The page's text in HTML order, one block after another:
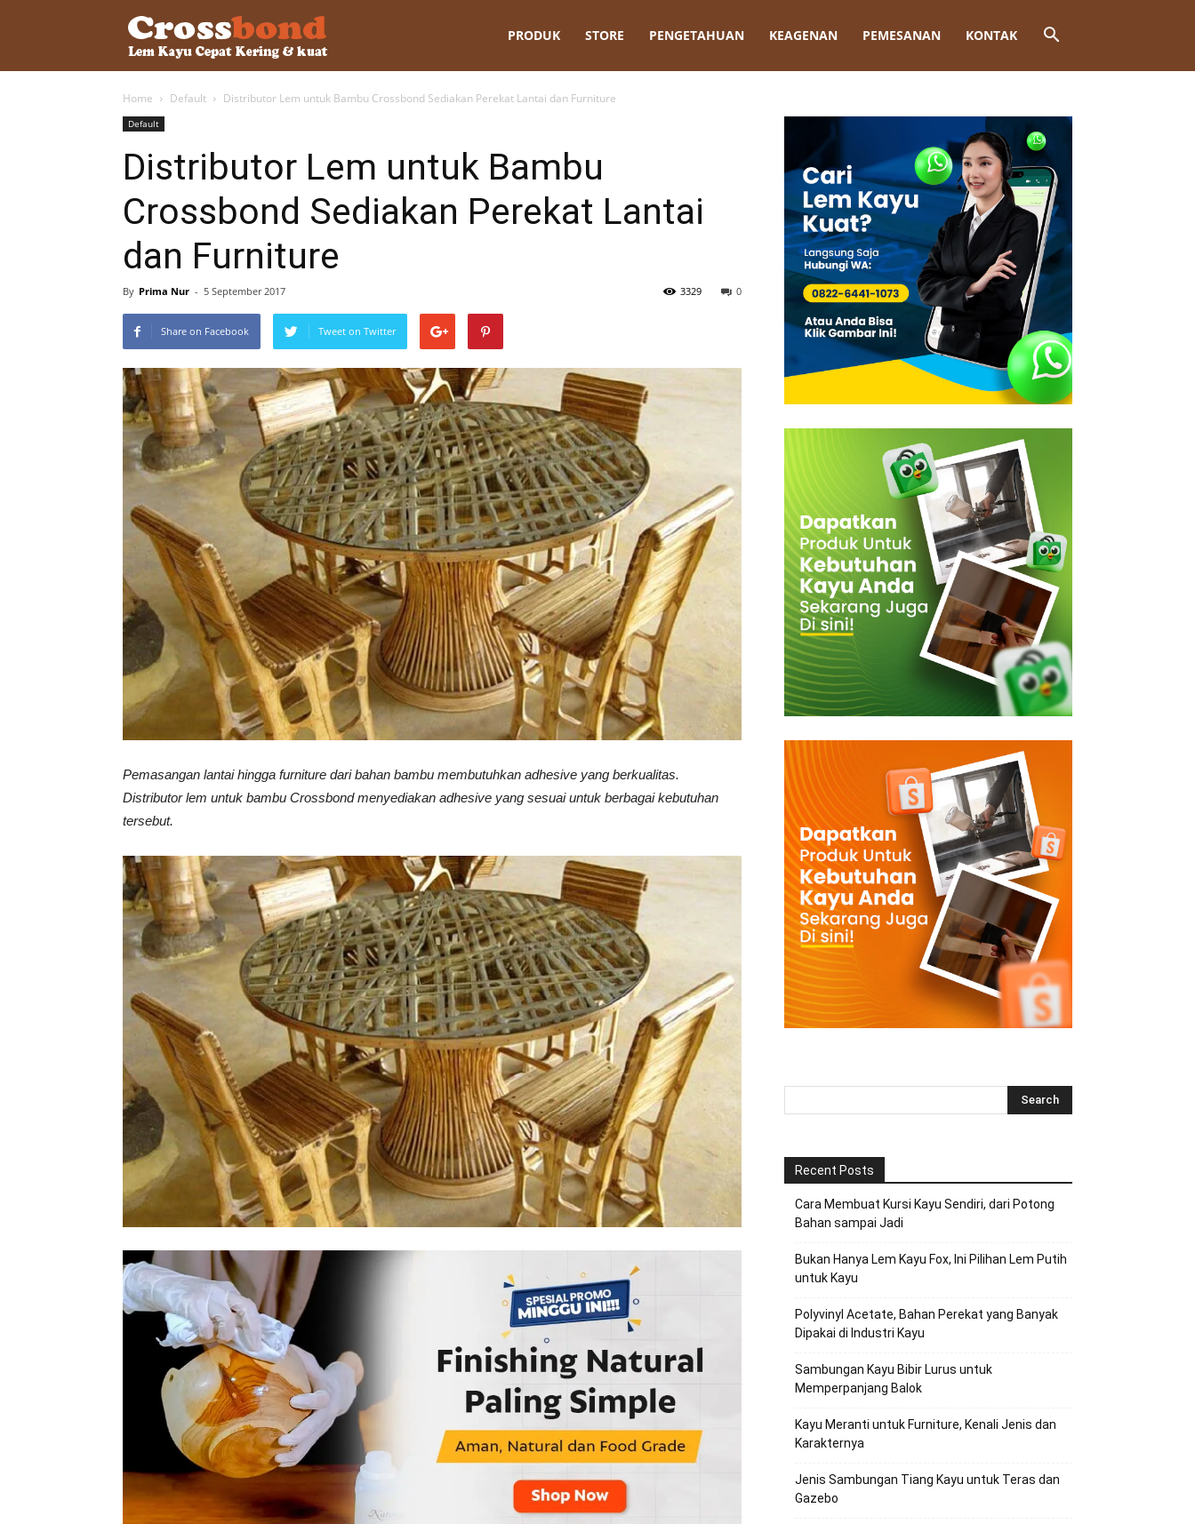
–
Lem
Kayu,
HPL,
Kertas,
Vinyl
Cepat
Kering,
Kuat
&
Lama
PRODUK STORE PENGETAHUAN KEAGENAN PEMESANAN KONTAK
Home Default Distributor Lem untuk Bambu Crossbond Sediakan Perekat Lantai dan Furniture
Default
Distributor Lem untuk Bambu
Crossbond Sediakan Perekat Lantai
dan Furniture
By Prima Nur - 5 September 2017 0
3329
Share on Facebook Tweet on Twitter
Pemasangan lantai hingga furniture dari bahan bambu membutuhkan adhesive yang berkualitas.
Distributor lem untuk bambu Crossbond menyediakan adhesive yang sesuai untuk berbagai kebutuhan
tersebut.
Recent Posts
Cara Membuat Kursi Kayu Sendiri, dari Potong
Bahan sampai Jadi
Bukan Hanya Lem Kayu Fox, Ini Pilihan Lem Putih
untuk Kayu
Polyvinyl Acetate, Bahan Perekat yang Banyak
Dipakai di Industri Kayu
Sambungan Kayu Bibir Lurus untuk
Memperpanjang Balok
Kayu Meranti untuk Furniture, Kenali Jenis dan
Karakternya
Jenis Sambungan Tiang Kayu untuk Teras dan
Gazebo